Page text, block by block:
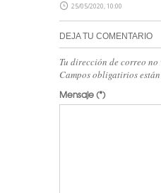
25/05/2020, 10:00
DEJA TU COMENTARIO
Tu dirección de correo
Campos obligatirios
Mensaje(*)